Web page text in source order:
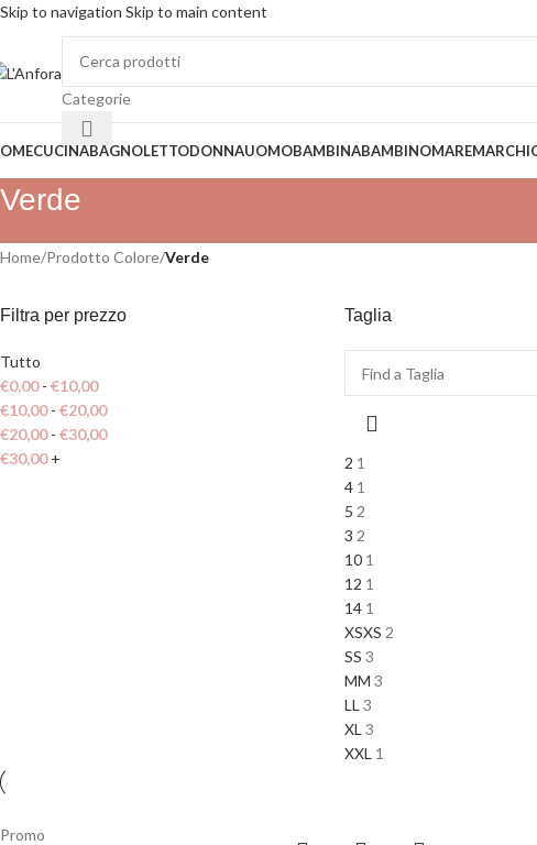
Skip to navigation Skip to main content
Categorie
CUCINABAGNOLETTODONNAUOMOBAMBINABAMBINOMAREMARCHI
Verde
Home/Prodotto Colore/Verde
Filtra per prezzo
Tutto
€0,00- €10,00
€10,00- €20,00
€20,00- €30,00
€30,00+
Taglia
2 1
4 1
5 2
3 2
10 1
12 1
14 1
XSXS 2
SS 3
MM 3
L L 3
XL 3
XXL 1
Promo